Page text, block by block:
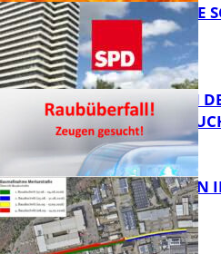
FB News
WIE SIEHT DIE
AUS?
FB News
ÜBERFALL IN
EUGEN
BAUARBEITEN